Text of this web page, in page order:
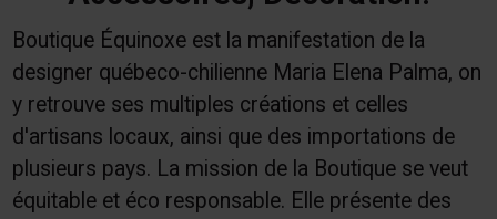
Boutique Équinoxe est la manifestation de la
designer québeco-chilienne Maria Elena Palma, on
y retrouve ses multiples créations et celles
d'artisans locaux, ainsi que des importations de
plusieurs pays. La mission de la Boutique se veut
équitable et éco responsable. Elle présente des